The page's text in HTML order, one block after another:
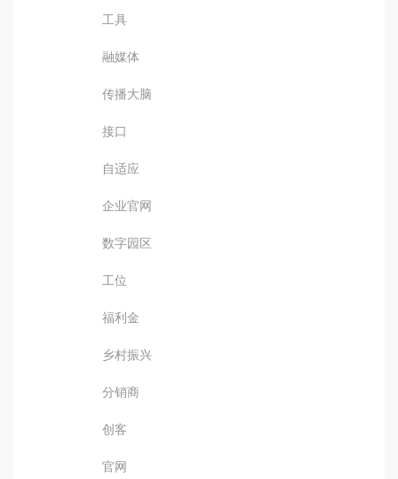
工具
融媒体
传播大脑
接口
自适应
企业官网
数字园区
工位
福利金
乡村振兴
分销商
创客
官网